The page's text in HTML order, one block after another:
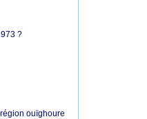
?
ouïghoure